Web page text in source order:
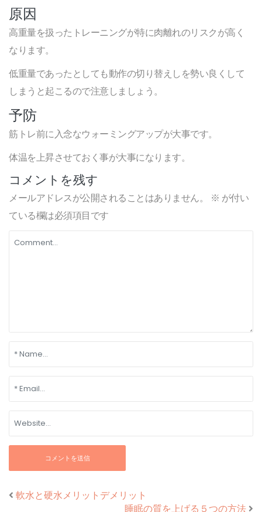
原因
高重量を扱ったトレーニングが特に肉離れのリスクが高く
なります。
低重量であったとしても動作の切り替えしを勢い良くして
しまうと起こるので注意しましょう。
予防
筋トレ前に入念なウォーミングアップが大事です。
体温を上昇させておく事が大事になります。
コメントを残す
メールアドレスが公開されることはありません。 ※ が付い
ている欄は必須項目です
軟水と硬水メリットデメリット
睡眠の質を上げる５つの方法